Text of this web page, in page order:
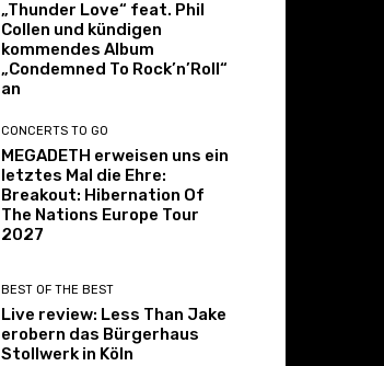
„Thunder Love“ feat. Phil
Collen und kündigen
kommendes Album
„Condemned To Rock’n’Roll“
an
CONCERTS TO GO
MEGADETH erweisen uns ein
letztes Mal die Ehre:
Breakout: Hibernation Of
The Nations Europe Tour
2027
BEST OF THE BEST
Live review: Less Than Jake
erobern das Bürgerhaus
Stollwerk in Köln